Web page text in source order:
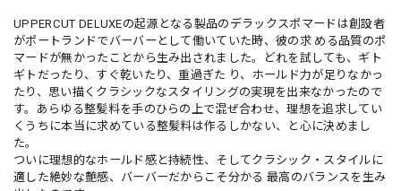
UPPERCUT DELUXEの起源となる製品のデラックスポマードは創設者
がポートランドでバーバーとして働いていた時、彼の求 める品質のポ
マードが無かったことから生み出されました。どれを試しても、ギト
ギトだったり、すぐ乾いたり、重過ぎた り、ホールド力が足りなかっ
たり、思い描くクラシックなスタイリングの実現を出来なかったので
す。あらゆる整髪料を手のひらの上で混ぜ合わせ、理想を追求してい
くうちに本当に求めている整髪料は作るしかない、と心に決めまし
た。
ついに理想的なホールド感と持続性、そしてクラシック・スタイルに
適した絶妙な艶感、バーバーだからこそ分かる 最高のバランスを生み